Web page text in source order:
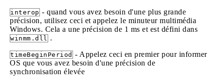
interop - quand vous avez besoin d'une plus grande
précision, utilisez ceci et appelez le minuteur multimédia
Windows. Cela a une précision de 1 ms et est défini dans
winmm.dll .
timeBeginPeriod - Appelez ceci en premier pour informer
OS que vous avez besoin d'une précision de
synchronisation élevée